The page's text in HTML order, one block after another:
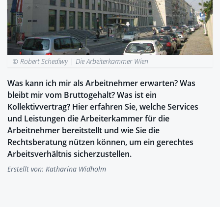
© Robert Schediwy |Die Arbeiterkammer Wien
Was kann ich mir als Arbeitnehmer erwarten? Was
bleibt mir vom Bruttogehalt? Was ist ein
Kollektivvertrag? Hier erfahren Sie, welche Services
und Leistungen die Arbeiterkammer für die
Arbeitnehmer bereitstellt und wie Sie die
Rechtsberatung nützen können, um ein gerechtes
Arbeitsverhältnis sicherzustellen.
Erstellt von: Katharina Widholm